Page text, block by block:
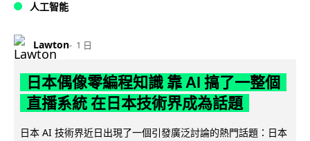
人工智能
Lawton 1 日
日本偶像零編程知識 靠 AI 搞了一整個
直播系統 在日本技術界成為話題
日本 AI 技術界近日出現了一個引發廣泛討論的熱門話題：日本